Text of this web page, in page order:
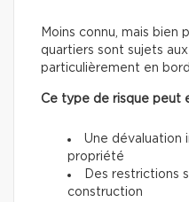
Moins connu, mais bien
quartiers sont sujets
particulièrement en
Ce type de risque peut
Une dévaluation
propriété
Des restrictions
construction